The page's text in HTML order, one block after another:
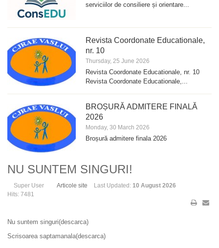
serviciilor de consiliere și orientare...
Revista Coordonate Educationale,
nr. 10
Thursday, 25 June 2026
Revista Coordonate Educationale, nr. 10
Revista Coordonate Educationale,...
BROȘURĂ ADMITERE FINALĂ
2026
Monday, 30 March 2026
Broșură admitere finala 2026
NU SUNTEM SINGURI!
Super User Articole site Last Updated: 10 August 2026
Hits: 7481
Nu suntem singuri(descarca)
Scrisoarea saptamanala(descarca)